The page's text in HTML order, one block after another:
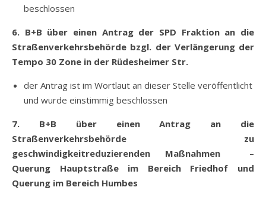
beschlossen
6. B+B über einen Antrag der SPD Fraktion an die
Straßenverkehrsbehörde bzgl. der Verlängerung der
Tempo 30 Zone in der Rüdesheimer Str.
der Antrag ist im Wortlaut an dieser Stelle veröffentlicht
und wurde einstimmig beschlossen
7. B+B über einen Antrag an die
Straßenverkehrsbehörde zu
geschwindigkeitreduzierenden Maßnahmen –
Querung Hauptstraße im Bereich Friedhof und
Querung im Bereich Humbes